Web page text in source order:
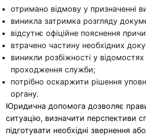
отримано відмову у призначенні
виникла затримка розгляду
відсутнє офіційне пояснення
втрачено частину необхідних
виникли розбіжності у
проходження служби;
потрібно оскаржити рішення
органу.
Юридична допомога дозволяє
ситуацію, визначити перспективи
підготувати необхідні звернення